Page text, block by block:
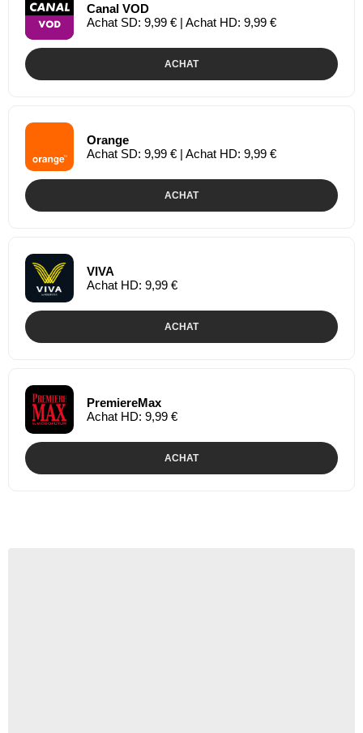
Canal VOD
Achat SD: 9,99 € | Achat HD: 9,99 €
ACHAT
Orange
Achat SD: 9,99 € | Achat HD: 9,99 €
ACHAT
VIVA
Achat HD: 9,99 €
ACHAT
PremiereMax
Achat HD: 9,99 €
ACHAT